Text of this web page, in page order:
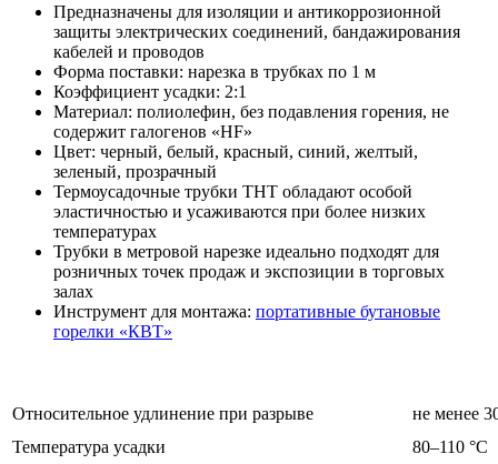
Предназначены для изоляции и антикоррозионной
защиты электрических соединений, бандажирования
кабелей и проводов
Форма поставки: нарезка в трубках по 1 м
Коэффициент усадки: 2:1
Материал: полиолефин, без подавления горения, не
содержит галогенов «HF»
Цвет: черный, белый, красный, синий, желтый,
зеленый, прозрачный
Термоусадочные трубки ТНТ обладают особой
эластичностью и усаживаются при более низких
температурах
Трубки в метровой нарезке идеально подходят для
розничных точек продаж и экспозиции в торговых
залах
Инструмент для монтажа: портативные бутановые
горелки «КВТ»
Относительное удлинение при разрыве
не менее
Температура усадки
80–110 °C